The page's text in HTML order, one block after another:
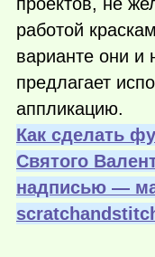
работой
варианте они
предлагает
аппликацию.
Как сделать
Святого
надписью —